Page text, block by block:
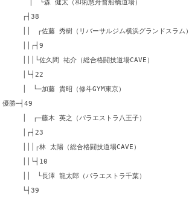
│ └森 健太（和術慧舟會船橋道場）
┌┤38
││ ┌佐藤 秀樹（リバーサルジム横浜グランドスラム）
││┌┤9
│││└佐久間 祐介（総合格闘技道場CAVE）
│└┤22
│ └─加藤 貴昭（修斗GYM東京）
優勝─┤49
│ ┌─藤木 英之（パラエストラ八王子）
│┌┤23
│││┌林 太陽（総合格闘技道場CAVE）
││└┤10
││ └長澤 龍太郎（パラエストラ千葉）
└┤39